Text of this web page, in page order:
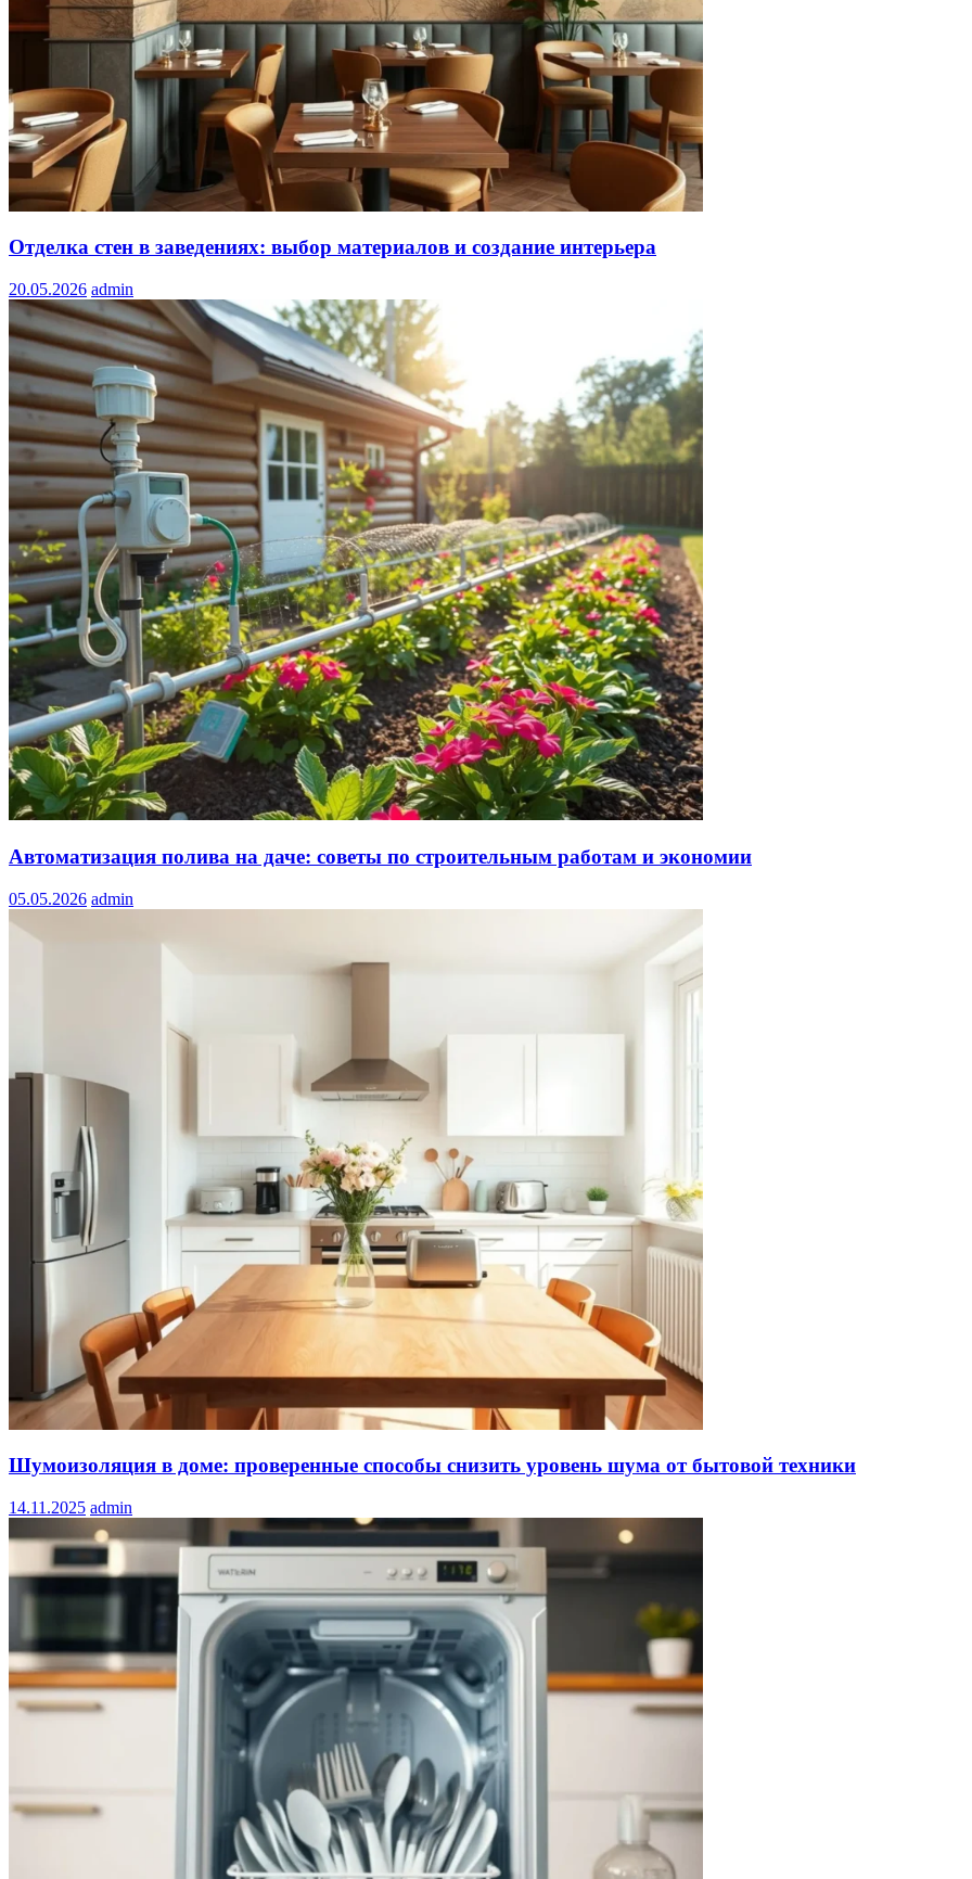
Отделка стен в заведениях: выбор материалов и создание интерьера
20.05.2026 admin
Автоматизация полива на даче: советы по строительным работам и экономии
05.05.2026 admin
Шумоизоляция в доме: проверенные способы снизить уровень шума от бытовой техники
14.11.2025 admin